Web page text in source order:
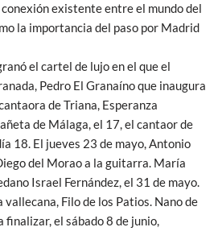
existente entre el mundo del
la importancia del paso por Madrid
el cartel de lujo en el que el
Pedro El Granaíno que inaugura
de Triana, Esperanza
de Málaga, el 17, el cantaor de
18. El jueves 23 de mayo, Antonio
del Morao a la guitarra. María
Israel Fernández, el 31 de mayo.
vallecana, Filo de los Patios. Nano de
finalizar, el sábado 8 de junio,